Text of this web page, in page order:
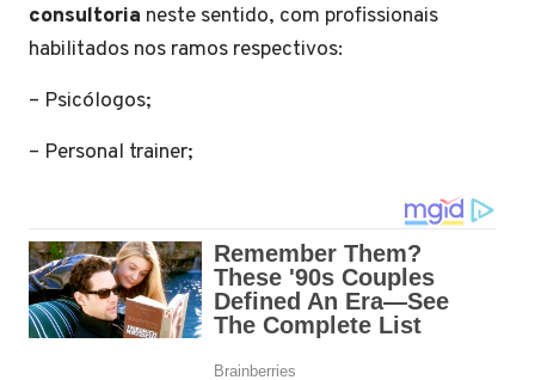
consultoria neste sentido, com profissionais
habilitados nos ramos respectivos:
– Psicólogos;
– Personal trainer;